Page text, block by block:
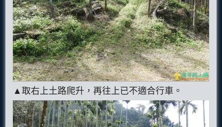
▲取右上土路爬升，再往上已不適合行車。